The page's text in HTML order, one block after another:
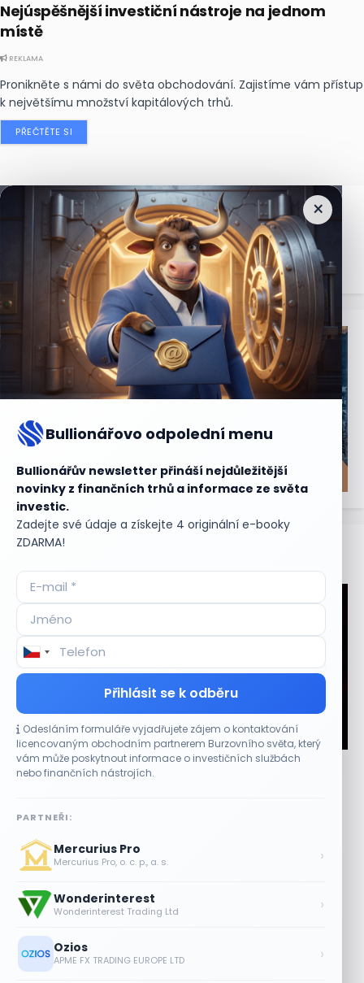
Nejúspěšnější investiční nástroje na jednom
místě
REKLAMA
Pronikněte s námi do světa obchodování. Zajistíme vám přístup
k největšímu množství kapitálových trhů.
PŘEČTĚTE SI
×
Bullionářovo odpolední menu
Bullionářův newsletter přináší nejdůležitější
novinky z finančních trhů a informace ze světa
investic.
Zadejte své údaje a získejte 4 originální e-booky
ZDARMA!
Přihlásit se k odběru
Odesláním formuláře vyjadřujete zájem o kontaktování
licencovaným obchodním partnerem Burzovního světa, který
vám může poskytnout informace o investičních službách
nebo finančních nástrojích.
PARTNEŘI:
Mercurius Pro
Mercurius Pro, o. c. p., a. s. ›
Wonderinterest
Wonderinterest Trading Ltd ›
Ozios
APME FX TRADING EUROPE LTD ›
Nejčtenějšízprávy
Aktuální
CO HÝBE TRHEM
Plány Starlinku srazily akcie T-Mobile, AT&T a
vedení společnosti SpaceX (SPCX) během hovoru k
výsledkům za druhé čtvrtletí obnovily obavy z dopadu...
Lisa Su zlehčuje Muskův závazek vůči
Nvidii. Akcie AMD po výsledcích klesají